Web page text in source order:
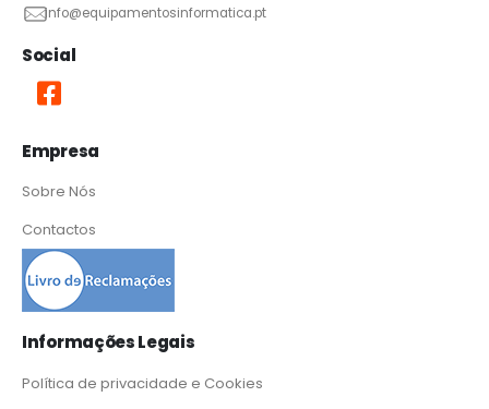
info@equipamentosinformatica.pt
Social
Empresa
Sobre Nós
Contactos
Informações Legais
Política de privacidade e Cookies